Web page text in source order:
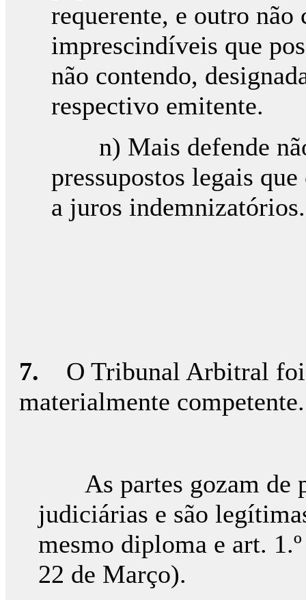
requerente, e outro não
imprescindíveis que
não contendo,
respectivo emitente.
n) Mais defende não
pressupostos legais
a juros indemnizatórios.
7. O Tribunal Arbitral foi
materialmente competente.
As partes gozam de
judiciárias e são
mesmo diploma e art.
22 de Março).